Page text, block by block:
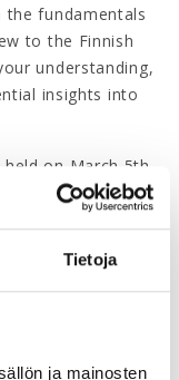
Tietoja
ja mainosten
fundamentals
to the Finnish
understanding,
insights into
on March 5th
Agreements